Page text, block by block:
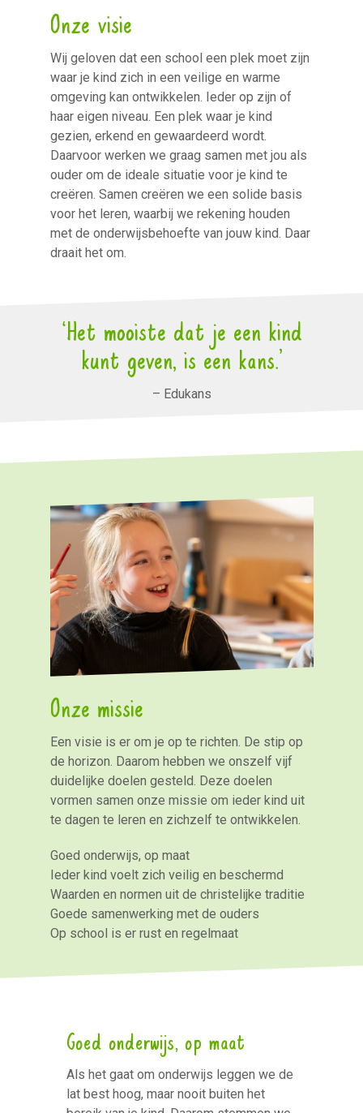
Onze visie
Wij geloven dat een school een plek moet zijn
waar je kind zich in een veilige en warme
omgeving kan ontwikkelen. Ieder op zijn of
haar eigen niveau. Een plek waar je kind
gezien, erkend en gewaardeerd wordt.
Daarvoor werken we graag samen met jou als
ouder om de ideale situatie voor je kind te
creëren. Samen creëren we een solide basis
voor het leren, waarbij we rekening houden
met de onderwijsbehoefte van jouw kind. Daar
draait het om.
‘Het mooiste dat je een kind
kunt geven, is een kans.’
– Edukans
Onze missie
Een visie is er om je op te richten. De stip op
de horizon. Daarom hebben we onszelf vijf
duidelijke doelen gesteld. Deze doelen
vormen samen onze missie om ieder kind uit
te dagen te leren en zichzelf te ontwikkelen.
Goed onderwijs, op maat
Ieder kind voelt zich veilig en beschermd
Waarden en normen uit de christelijke traditie
Goede samenwerking met de ouders
Op school is er rust en regelmaat
Goed onderwijs, op maat
Als het gaat om onderwijs leggen we de
lat best hoog, maar nooit buiten het